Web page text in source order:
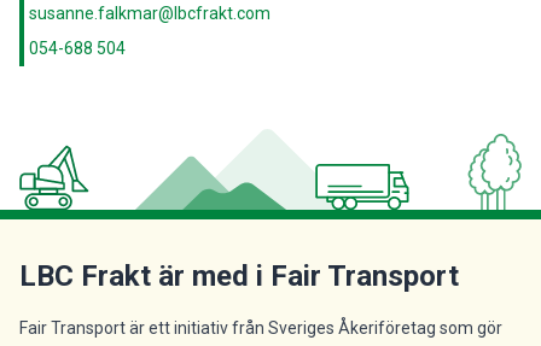
susanne.falkmar@lbcfrakt.com
054-688 504
LBC Frakt är med i Fair Transport
Fair Transport är ett initiativ från Sveriges Åkeriföretag som gör